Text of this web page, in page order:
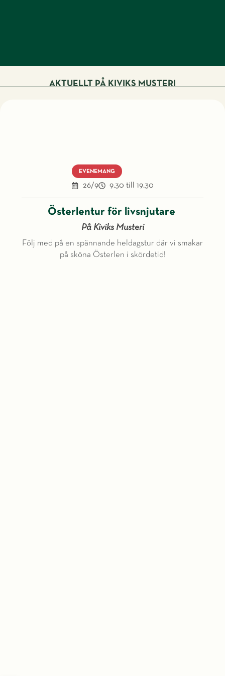
AKTUELLT PÅ KIVIKS MUSTERI
EVENEMANG
26/9 9.30 till 19.30
Österlentur för livsnjutare
På Kiviks Musteri
Följ med på en spännande heldagstur där vi smakar
på sköna Österlen i skördetid!